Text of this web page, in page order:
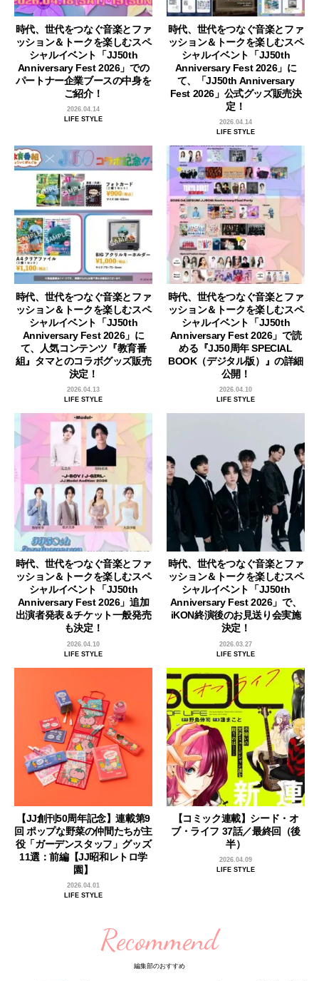
時代、世代をつなぐ音楽とファ
ッション＆トークを楽しむスペ
シャルイベント「JJ50th
Anniversary Fest 2026」での
パートナー企業ブースの中身を
ご紹介！
2026.04.14
LIFE STYLE
時代、世代をつなぐ音楽とファ
ッション＆トークを楽しむスペ
シャルイベント「JJ50th
Anniversary Fest 2026」に
て、「JJ50th Anniversary
Fest 2026」公式グッズ販売決
定！
2026.04.14
LIFE STYLE
時代、世代をつなぐ音楽とファ
ッション＆トークを楽しむスペ
シャルイベント「JJ50th
Anniversary Fest 2026」に
て、人気コンテンツ『教育番
組』タマとのコラボグッズ販売
決定！
2026.04.13
LIFE STYLE
時代、世代をつなぐ音楽とファ
ッション＆トークを楽しむスペ
シャルイベント「JJ50th
Anniversary Fest 2026」で読
める『JJ50周年 SPECIAL
BOOK（デジタル版）』の詳細
公開！
2026.04.10
LIFE STYLE
時代、世代をつなぐ音楽とファ
ッション＆トークを楽しむスペ
シャルイベント「JJ50th
Anniversary Fest 2026」追加
出演者発表＆チケット一般発売
も決定！
2026.04.10
LIFE STYLE
時代、世代をつなぐ音楽とファ
ッション＆トークを楽しむスペ
シャルイベント「JJ50th
Anniversary Fest 2026」で、
iKON終演後のお見送り会実施
決定！
2026.03.27
LIFE STYLE
【JJ創刊50周年記念】連載第9
回 ポップな野菜の仲間たちが主
役「ガーデンスタッフ」グッズ
11選：前編【JJ昭和レトロ学
園】
2026.04.01
LIFE STYLE
【コミック連載】シード・オ
ブ・ライフ 37話／最終回（後
半）
2026.04.09
LIFE STYLE
Recommend
編集部のおすすめ